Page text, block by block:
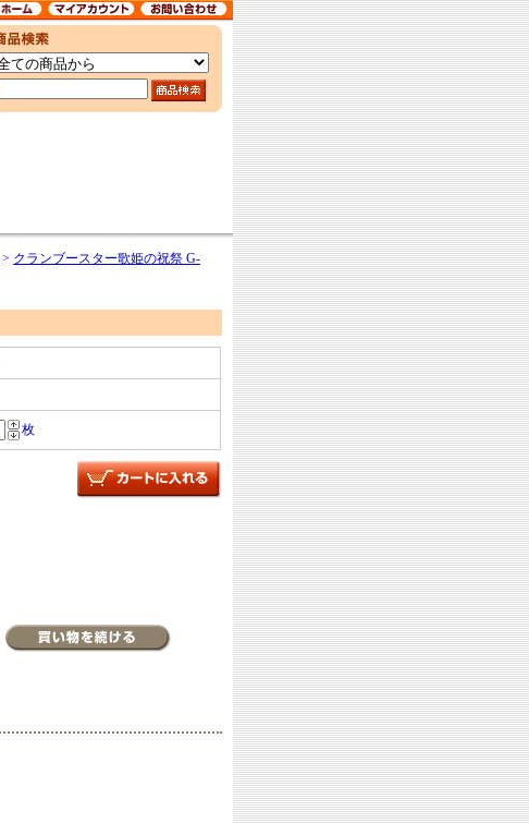
> クランブースター歌姫の祝祭 G-
枚